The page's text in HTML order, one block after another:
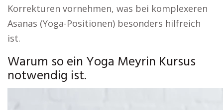
Korrekturen vornehmen, was bei komplexeren
Asanas (Yoga-Positionen) besonders hilfreich
ist.
Warum so ein Yoga Meyrin Kursus
notwendig ist.